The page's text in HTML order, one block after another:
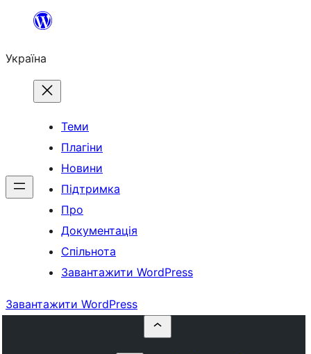
Перейти
вмісту
Україна
Теми
Плагіни
Новини
Підтримка
Про
Документація
Спільнота
Завантажити WordPress
Завантажити WordPress